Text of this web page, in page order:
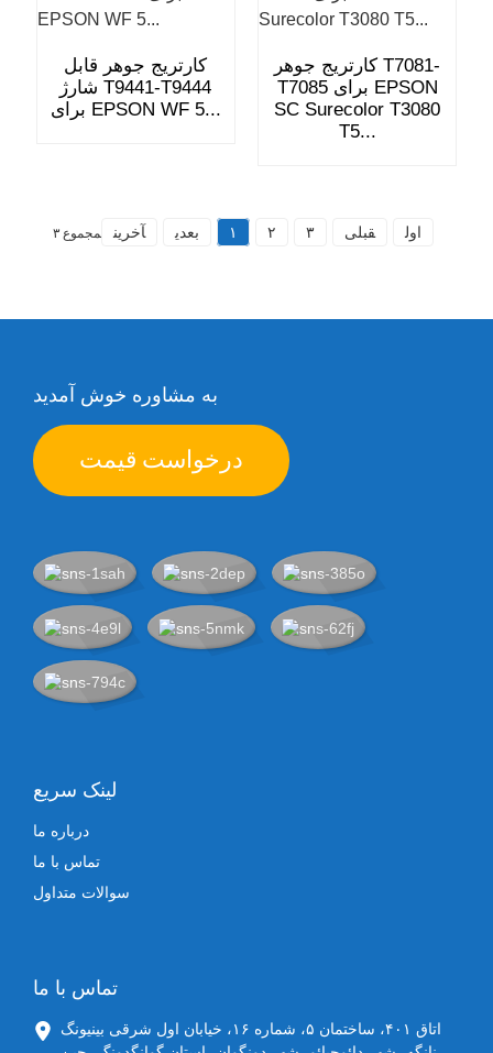
کارتریج جوهر قابل
شارژ T9441-T9444
برای EPSON WF 5...
کارتریج جوهر T7081-
T7085 برای EPSON
SC Surecolor T3080
T5...
اول قبلی ۱ ۲ ۳ بعدی آخرین مجموع ۳
به مشاوره خوش آمدید
درخواست قیمت
لینک سریع
درباره ما
تماس با ما
سوالات متداول
تماس با ما
اتاق ۴۰۱، ساختمان ۵، شماره ۱۶، خیابان اول شرقی بینیونگ